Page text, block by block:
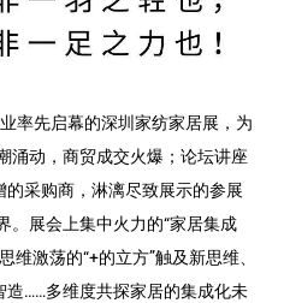
率先启幕的深圳家纺家居展，为
涌动，商贸成交火爆；论坛讲座
采购商，淋漓尽致展示的参展
。展会上集中火力的“家居集成
维激荡的“+的立方”触及新思维、
造……多维度共探家居的集成化未